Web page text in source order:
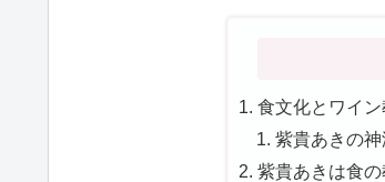
食文化とワイ
紫貴あきの
紫貴あきは食